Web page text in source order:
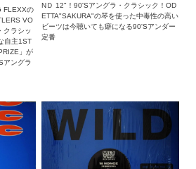
FLEXXの
VO
クラシッ
自主1ST
」が
アングラ
NＤ 12"！90'Sアングラ・クラシック！OD
ETTA"SAKURA"の琴を使った中毒性の高い
ビーツは今聴いても癖になる90'Sアンダー
定番